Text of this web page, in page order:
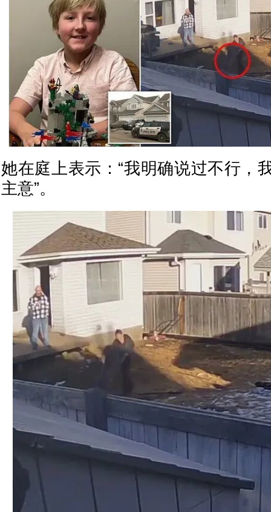
她在庭上表示：“我明确说过不行，
主意”。